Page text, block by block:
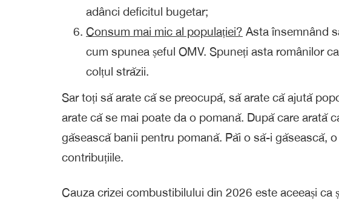
adânci deficitul bugetar;
Consum mai mic al populației? Asta însemnând
cum spunea șeful OMV. Spuneți asta românilor
colțul străzii.
Sar toți să arate că se preocupă, să arate că ajută
arate că se mai poate da o pomană. După care arată
găsească banii pentru pomană. Păi o să-i găsească,
contribuțiile.
Cauza crizei combustibilului din 2026 este aceeași ca